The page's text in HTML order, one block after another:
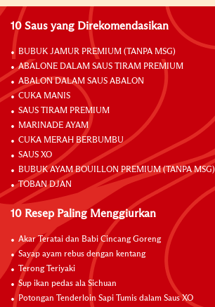
10 Saus yang Direkomendasikan
BUBUK JAMUR PREMIUM (TANPA MSG)
ABALONE DALAM SAUS TIRAM PREMIUM
ABALON DALAM SAUS ABALON
CUKA MANIS
SAUS TIRAM PREMIUM
MARINADE AYAM
CUKA MERAH BERBUMBU
SAUS XO
BUBUK AYAM BOUILLON PREMIUM (TANPA MSG)
TOBAN DJAN
10 Resep Paling Menggiurkan
Akar Teratai dan Babi Cincang Goreng
Sayap ayam rebus dengan kentang
Terong Teriyaki
Sup ikan pedas ala Sichuan
Potongan Tenderloin Sapi Tumis dalam Saus XO